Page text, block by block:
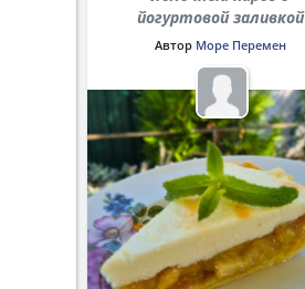
йогуртовой заливкой
Автор Море Перемен